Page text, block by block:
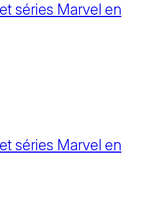
séries Marvel en
séries Marvel en